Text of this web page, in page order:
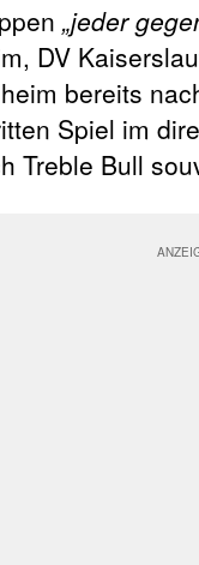
„jeder
DV
bereits
Spiel im
Treble Bull